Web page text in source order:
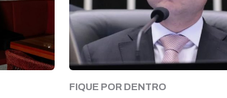
FIQUE POR DENTRO